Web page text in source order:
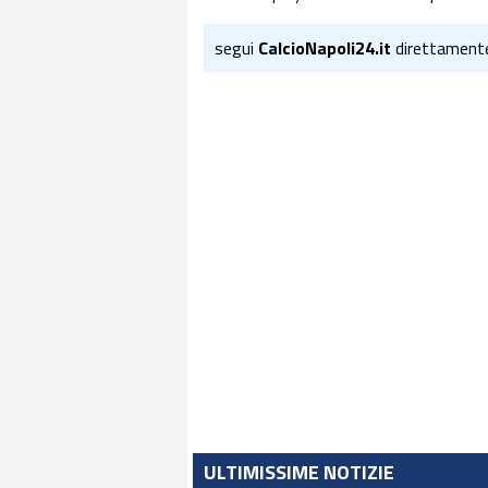
segui CalcioNapoli24.it
ULTIMISSIME NOTIZIE